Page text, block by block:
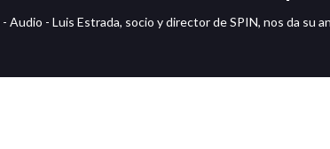
- Audio - Luis Estrada, socio y director de SPIN, nos da su